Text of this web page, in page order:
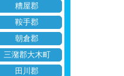
糟屋郡
鞍手郡
朝倉郡
三潴郡大木町
田川郡